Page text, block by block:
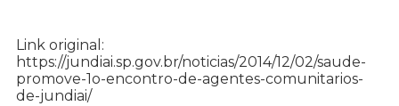
Link original:
https://jundiai.sp.gov.br/noticias/2014/12/02/saude-
promove-1o-encontro-de-agentes-comunitarios-
de-jundiai/